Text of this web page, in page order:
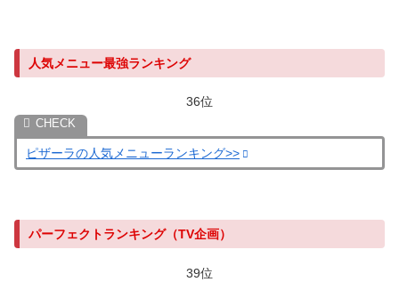
人気メニュー最強ランキング
36位
ピザーラの人気メニューランキング>>
パーフェクトランキング（TV企画）
39位